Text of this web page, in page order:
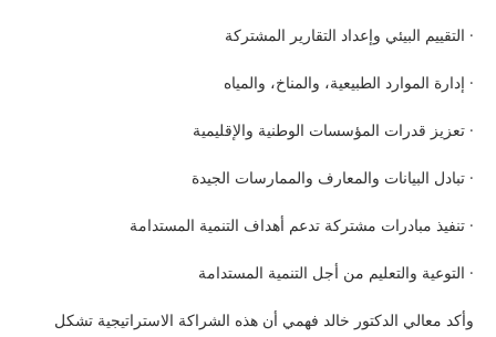
· التقييم البيئي وإعداد التقارير المشتركة
· إدارة الموارد الطبيعية، والمناخ، والمياه
· تعزيز قدرات المؤسسات الوطنية والإقليمية
· تبادل البيانات والمعارف والممارسات الجيدة
· تنفيذ مبادرات مشتركة تدعم أهداف التنمية المستدامة
· التوعية والتعليم من أجل التنمية المستدامة
وأكد معالي الدكتور خالد فهمي أن هذه الشراكة الاستراتيجية تشكل